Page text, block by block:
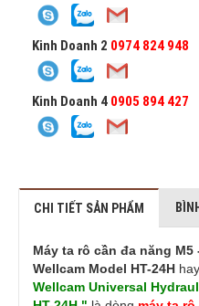
Kinh Doanh 2 0974 824 948
Kinh Doanh 4 0905 894 427
CHI TIẾT SẢN PHẨM
Máy ta rô cần đa năng
Wellcam Model HT-24H
Wellcam Universal